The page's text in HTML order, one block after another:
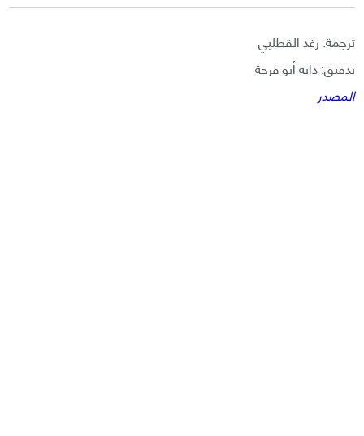
ترجمة: رغد القطلبي
تدقيق: دانه أبو فرحة
المصدر